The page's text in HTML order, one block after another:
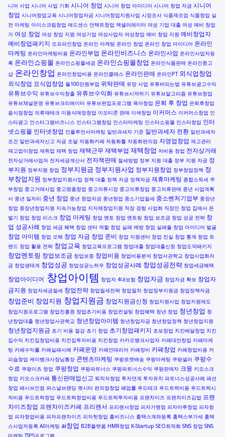
니어 사업 시니어 사업 기회 시니어 창업 시니어 창업 아이디어 시니어 창업 자금 시니어
창업 시니어창업교육 시니어창업자금 시니어창업지원사업 시장조사 식품제조업 식품창업 실
전 마케팅 아이스크림창업 애드센스 언택트창업 엑셀러레이터 여성 기업 대출 여성 예비 창업
가 여성 창업 여성 창업 지원 여성기업 여성사업자 여성창업 예비 창업 지원 예비창업자
예비창업패키지 오프라인창업 온라인 마케팅 온라인 창업 온라인 창업 아이디어 온라인
마케팅 온라인마케팅비용 온라인부업 온라인비즈니스 온라인사업 온라인사업자등
록 온라인쇼핑몰 온라인쇼핑몰세금 온라인쇼핑몰창업 온라인식품판매 온라인중고
샵 온라인창업 온라인창업비용 온라인클래스 온라인판매 온라인PT 외식업창업
외식창업 요식업창업 월100만원부업 위탁판매 유망 사업 유튜버되는법 유튜브광고수익
유튜브수익 유튜브수익창출 유튜브수익화 유튜브시작하기 유튜브알고리즘 유튜브창업
유튜브채널운영 유튜브크리에이터 유튜브편집프로그램 육아창업 은퇴 후 창업 은퇴후창업
음식점창업 의류재테크 이동식매장창업 이모티콘 판매 이색창업 이커머스 이커머스창업 인
스타광고 인스타그램비즈니스 인스타그램창업 인스타마케팅 인스타쇼핑몰 인스타창업 인터
넷쇼핑몰 인터넷창업 인플루언서마케팅 일반과세자 기준 일반과세자 전환 일반과세자
조건 일반과세자신고 자금 조달 자동화카페 자동화툴 자동화편의점 자영업창업 재고관리
재고없이창업 재취업 재택 창업 재택근무 재택부업 재택창업 저비용 창업 전자상거래
전자상거래사업자 전자세금계산서 전자책판매 절세방법 정부 지원 대출 정부 지원 자금 정
부지원 정부지원 창업 정부지원금 정부지원사업 정부지원창업 정부창업정책 정
부창업지원 정부창업지원사업 정책 대출 정책 자금 정책자금 제휴마케팅 종합소득세 주
부창업 중고거래사업 중고명품창업 중고의류시장 중고의류창업 중고의류판매 중년 사업계획
서 중년 일자리 중년 창업 중년 창업자금 중년창업 중소기업절세 중소벤처기업부 중장년
창업 중장년창업지원 지속가능창업 지자체창업지원 직장 경험 사업화 직장인 창업 집에서 돈
벌기 창업 창업 리스크 창업 마케팅 창업 멘토 창업 멘토링 창업 보조금 창업 성공 전략 창
업 성공사례 창업 세금 혜택 창업 센터 역할 창업 실패 예방 창업 실패율 창업 아이디어 발굴
창업 아이템 창업 오해 창업 자금 창업 준비 창업 지원센터 창업 진실 창업 통계 창업 트
렌드 창업 활용 전략 창업교육 창업교육프로그램 창업대출 창업대출신청 창업도약패키지
창업멘토링 창업보조금 창업보증 창업비용 창업비용분석 창업사관학교 창업사업화자
금 창업생태계 창업성공 창업성공노하우 창업성공사례 창업성공전략 창업세금혜택
창업아이디어 창업아이템 창업자 4대보험 창업자금 창업자금 확보 창업자
금지원 창업자세금절세 창업전략 창업절세전략 창업절차 창업정부지원금 창업정책자금
창업준비 창업지원 창업지원금 창업지원금신청 창업지원사업 창업지원제도
창업지원프로그램 창업진흥원 창업초기비용 창업컨설팅 창업혜택 청년 창업 청년창업 청
년창업대출 청년창업사관학교 청년창업아이템 청년창업자금 청년창업정책 청년창업지원
청년창업지원금 초기 비용 절감 초기 창업 초기창업패키지 초보창업 치킨배달창업 치킨
집수익 치킨집창업비용 치킨집투자비용 치킨창업 카카오뱅크사업자 카페대안창업 카페마케
팅 카페수익률 카페실패사례 카페운영 카페인테리어 카페장비 카페창업 카페창업비용 커
피숍창업 케이뱅크사장님통장 콘텐츠마케팅 쿠팡로켓배송 쿠팡마케팅 쿠팡셀러 쿠팡수
수료 쿠팡이츠 창업 쿠팡창업 쿠팡파트너스 쿠팡파트너스수익 쿠팡판매자 크몽 키오스크
창업 키오스크카페 통신판매업신고 퇴직자창업 투자연계 투자유치 파트너스성공사례 패션
창업 패시브인컴 퍼스널브랜딩 펫시터 편의점창업 폐업률 푸드테크 푸드트럭비용 푸드트럭시
작비용 푸드트럭창업 푸드트럭창업비용 푸드트럭투자비용 프랜차이즈 프랜차이즈김밥 프랜
차이즈창업 프랜차이즈카페 프리랜서 프리랜서창업 피자가맹점 피자마루창업 피자창
업 피자창업비용 피자프랜차이즈 피자헛창업 홈비즈니스 홈택스계좌등록 홈택스부가세 홈택
스사업자등록 AI마케팅 ai창업 B2B플랫폼 HMR창업 K-Startup SEO최적화 SNS 창업 SNS
마케팅 TIPS프로그램